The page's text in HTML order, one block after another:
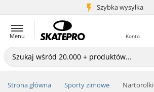
Szybka wysyłka
5+ mln klientów
Menu Konto
Strona główna Sporty zimowe Nartorolki